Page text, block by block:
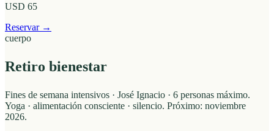
USD 65
Reservar →
cuerpo
Retiro bienestar
Fines de semana intensivos · José Ignacio · 6 personas máximo.
Yoga · alimentación consciente · silencio. Próximo: noviembre
2026.